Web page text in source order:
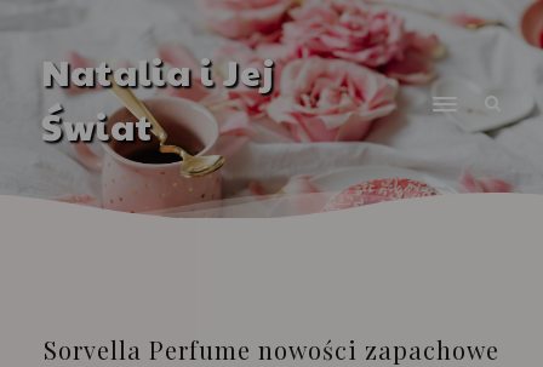
Natalia i Jej
Świat
Sorvella Perfume nowości zapachowe